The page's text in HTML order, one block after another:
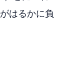
はるかに負